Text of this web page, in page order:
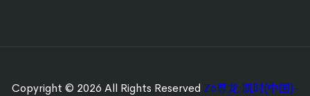
Copyright © 2026 All Rights Reserved Z6尊龙·凯时(中国)-